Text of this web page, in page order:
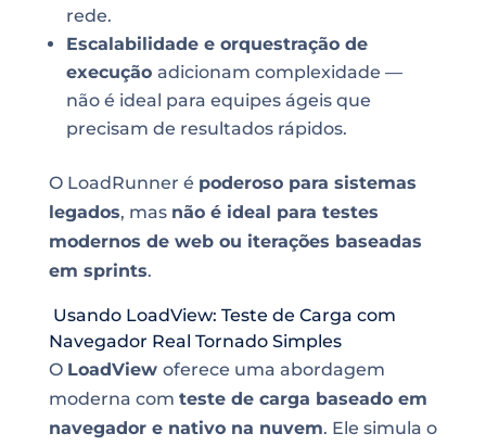
rede.
Escalabilidade e orquestração de
execução adicionam complexidade —
não é ideal para equipes ágeis que
precisam de resultados rápidos.
O LoadRunner é poderoso para sistemas
legados, mas não é ideal para testes
modernos de web ou iterações baseadas
em sprints.
Usando LoadView: Teste de Carga com
Navegador Real Tornado Simples
O LoadView oferece uma abordagem
moderna com teste de carga baseado em
navegador e nativo na nuvem. Ele simula o